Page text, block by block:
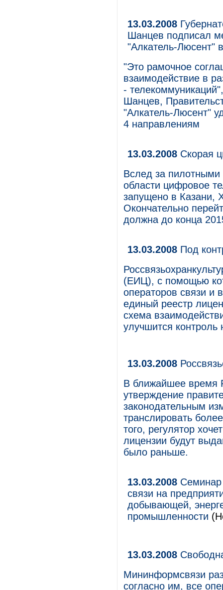
13.03.2008
Шанцев подписал
"Алкатель-Люсент"
"Это рамочное
взаимодействие в
-
Шанцев,
"Алкатель-Люсент"
4 направлениям
13.03.2008 Скорая
Вслед за
области цифровое
запущено в Казани,
Окончательно
должна до конца
13.03.2008 Под
(ЕИЦ), с помощью
операторов связи
единый реестр
схема
улучшится контроль
13.03.2008
В ближайшее время
утверждение
законодательным
транслировать
того, регулятор
лицензии будут
было раньше.
13.03.2008 Семинар
связи на
добывающей,
промышленности
13.03.2008
Мининформсвязи
согласно им, все